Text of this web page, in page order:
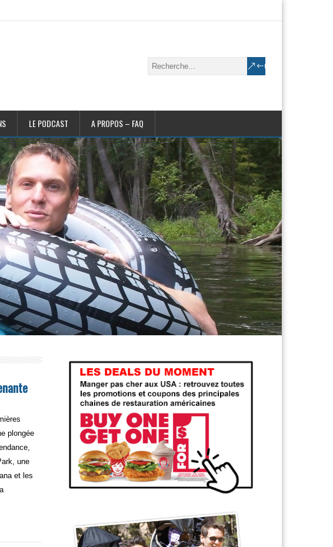
LE PODCAST A PROPOS – FAQ
plongée
une
et les